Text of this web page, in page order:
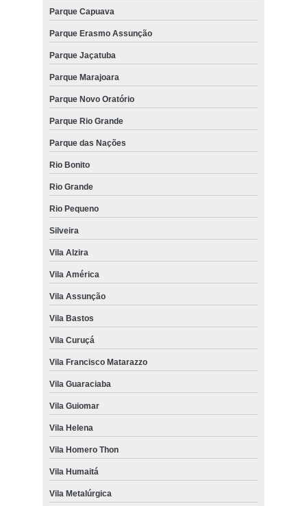
Parque Capuava
Parque Erasmo Assunção
Parque Jaçatuba
Parque Marajoara
Parque Novo Oratório
Parque Rio Grande
Parque das Nações
Rio Bonito
Rio Grande
Rio Pequeno
Silveira
Vila Alzira
Vila América
Vila Assunção
Vila Bastos
Vila Curuçá
Vila Francisco Matarazzo
Vila Guaraciaba
Vila Guiomar
Vila Helena
Vila Homero Thon
Vila Humaitá
Vila Metalúrgica